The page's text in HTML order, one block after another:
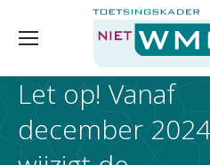
Let op! Vanaf
december 2024